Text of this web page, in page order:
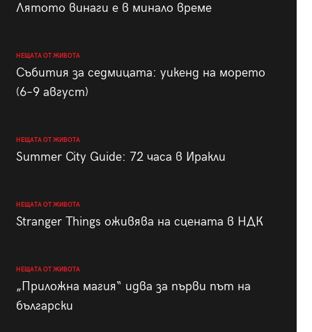
Лятото винаги е в минало време
НЕЩАТА ОТ ЖИВОТА
Събития за седмицата: уикенд на морето
(6–9 август)
НЕЩАТА ОТ ЖИВОТА
Summer City Guide: 72 часа в Иракли
НЕЩАТА ОТ ЖИВОТА
Stranger Things оживява на сцената в НДК
НЕЩАТА ОТ ЖИВОТА
„Приложна магия“ идва за първи път на
български